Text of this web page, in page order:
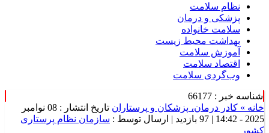
نظام سلامت
پزشکی و درمان
سلامت خانواده
بهداشت محیط زیست
آموزش سلامت
اقتصاد سلامت
وب‌گردی سلامت
شناسه خبر : 66177
خانه » کادر درمان، پزشکان و پرستاران
تاریخ انتشار : 08 نوامبر
2025 - 14:42 |
97 بازدید | ارسال توسط : سازمان نظام پرستاری
کشور